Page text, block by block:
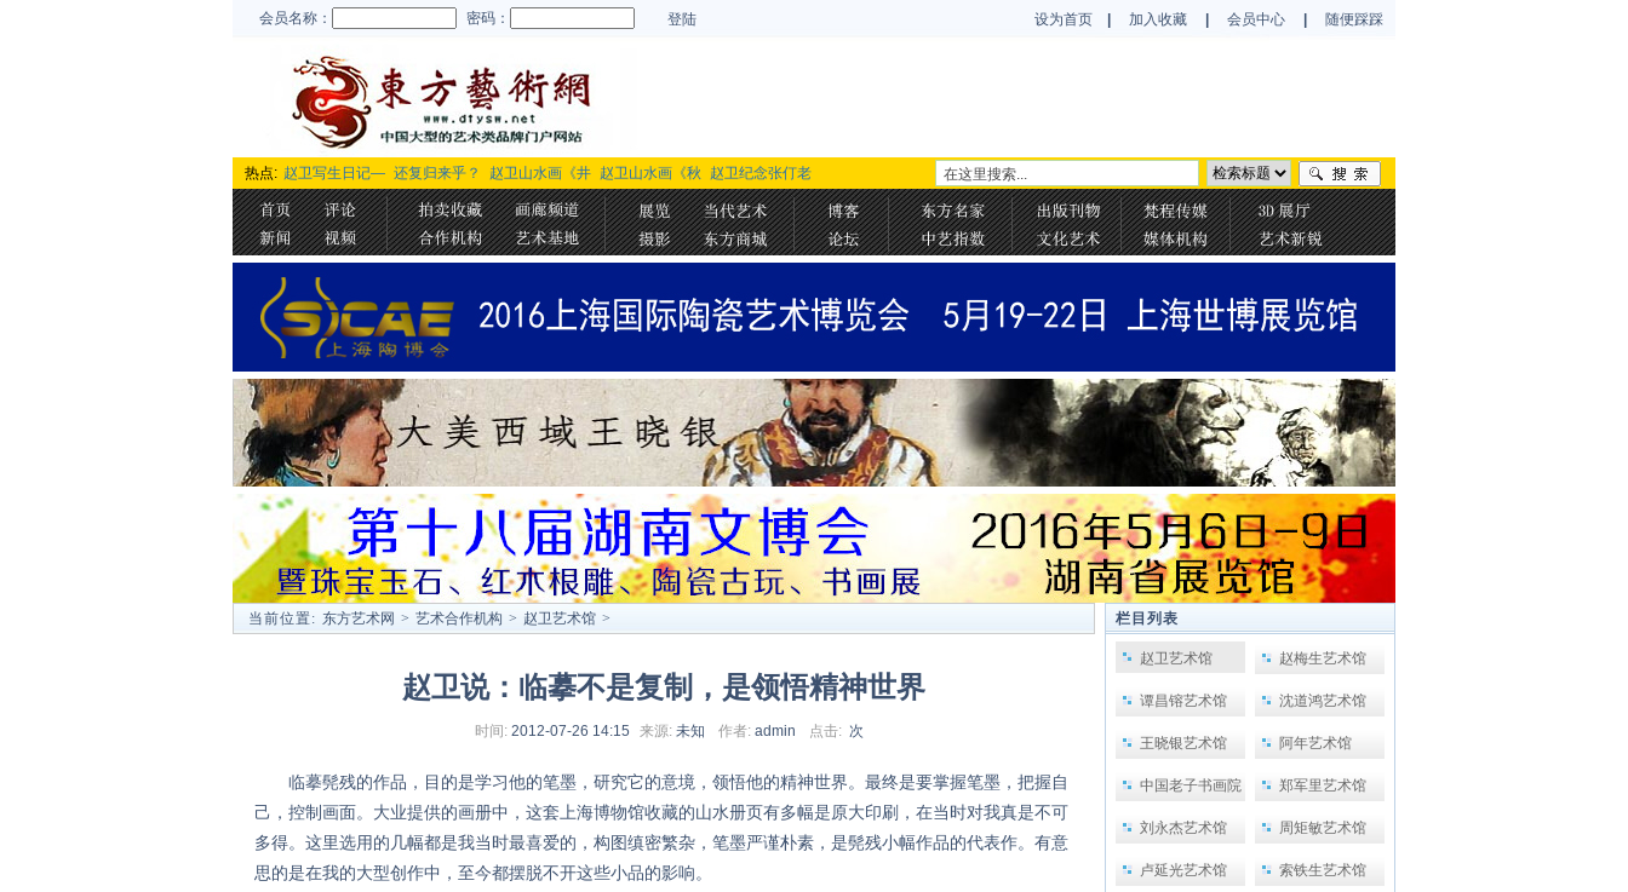
会员名称： 密码： 登陆 设为首页 加入收藏 会员中心 随便踩踩
热点: 赵卫写生日记— 还复归来乎？ 赵卫山水画《井 赵卫山水画《秋 赵卫纪念张仃老
当前位置: 东方艺术网 > 艺术合作机构 > 赵卫艺术馆 >
赵卫说：临摹不是复制，是领悟精神世界
时间: 2012-07-26 14:15 来源: 未知 作者: admin 点击: 次
临摹髡残的作品，目的是学习他的笔墨，研究它的意境，领悟他的精神世界。最终是要掌握笔墨，把握自
己，控制画面。大业提供的画册中，这套上海博物馆收藏的山水册页有多幅是原大印刷，在当时对我真是不可
多得。这里选用的几幅都是我当时最喜爱的，构图缜密繁杂，笔墨严谨朴素，是髡残小幅作品的代表作。有意
思的是在我的大型创作中，至今都摆脱不开这些小品的影响。
栏目列表
赵卫艺术馆 赵梅生艺术馆
谭昌镕艺术馆 沈道鸿艺术馆
王晓银艺术馆 阿年艺术馆
中国老子书画院 郑军里艺术馆
刘永杰艺术馆 周矩敏艺术馆
卢延光艺术馆 索铁生艺术馆